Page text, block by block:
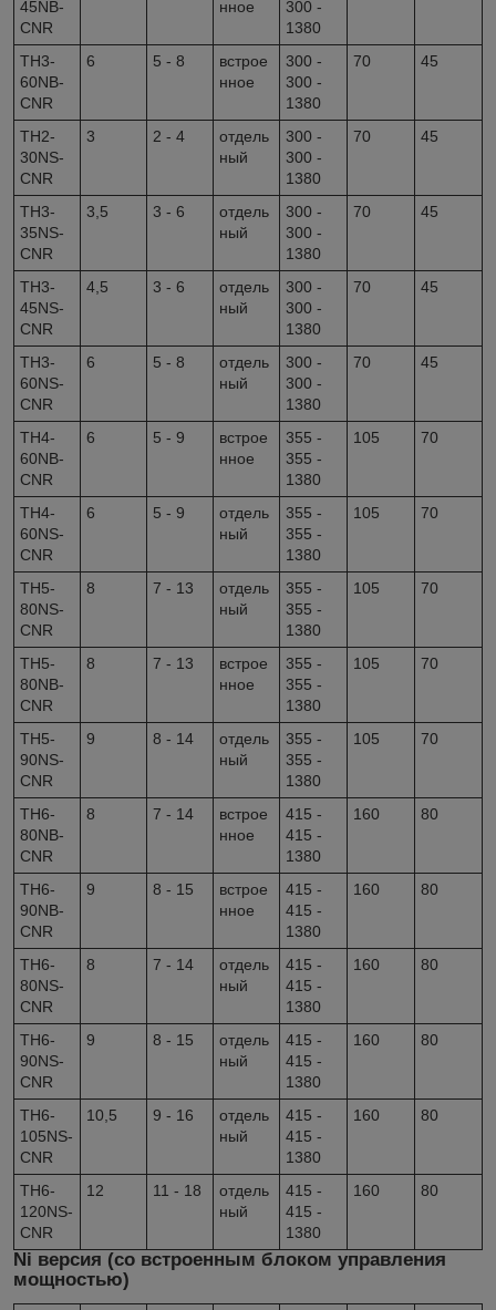
45NB-
CNR
нное
300 -
1380
TH3-
60NB-
CNR
6 5 - 8
встрое
нное
300 -
300 -
1380
70 45
TH2-
30NS-
CNR
3 2 - 4
отдель
ный
300 -
300 -
1380
70 45
TH3-
35NS-
CNR
3,5 3 - 6
отдель
ный
300 -
300 -
1380
70 45
TH3-
45NS-
CNR
4,5 3 - 6
отдель
ный
300 -
300 -
1380
70 45
TH3-
60NS-
CNR
6 5 - 8
отдель
ный
300 -
300 -
1380
70 45
TH4-
60NB-
CNR
6 5 - 9
встрое
нное
355 -
355 -
1380
105 70
TH4-
60NS-
CNR
6 5 - 9
отдель
ный
355 -
355 -
1380
105 70
TH5-
80NS-
CNR
8 7 - 13
отдель
ный
355 -
355 -
1380
105 70
TH5-
80NB-
CNR
8 7 - 13
встрое
нное
355 -
355 -
1380
105 70
TH5-
90NS-
CNR
9 8 - 14
отдель
ный
355 -
355 -
1380
105 70
TH6-
80NB-
CNR
8 7 - 14
встрое
нное
415 -
415 -
1380
160 80
TH6-
90NB-
CNR
9 8 - 15
встрое
нное
415 -
415 -
1380
160 80
TH6-
80NS-
CNR
8 7 - 14
отдель
ный
415 -
415 -
1380
160 80
TH6-
90NS-
CNR
9 8 - 15
отдель
ный
415 -
415 -
1380
160 80
TH6-
105NS-
CNR
10,5 9 - 16
отдель
ный
415 -
415 -
1380
160 80
TH6-
120NS-
CNR
12 11 - 18
отдель
ный
415 -
415 -
1380
160 80
Ni версия (со встроенным блоком управления
мощностью)